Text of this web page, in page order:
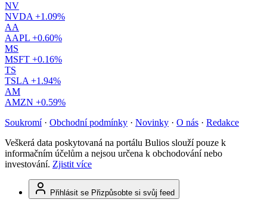
NV
NVDA +1.09%
AA
AAPL +0.60%
MS
MSFT +0.16%
TS
TSLA +1.94%
AM
AMZN +0.59%
Soukromí · Obchodní podmínky · Novinky · O nás · Redakce
Veškerá data poskytovaná na portálu Bulios slouží pouze k
informačním účelům a nejsou určena k obchodování nebo
investování. Zjistit více
Přihlásit se Přizpůsobte si svůj feed